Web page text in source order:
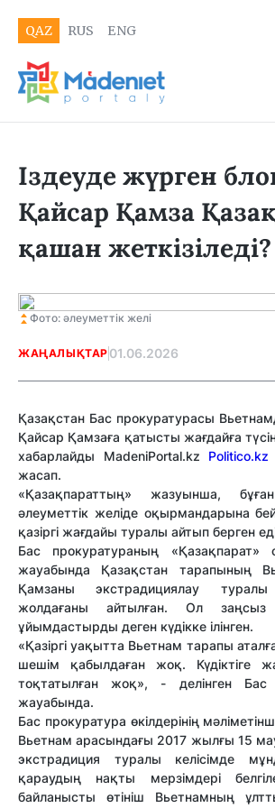
QAZ RUS ENG
Іздеуде жүрген
Қайсар Қамза
қашан жеткізіледі?
Фото: әлеуметтік желі
ЖАҢАЛЫҚТАР 01.06.2026
Қазақстан Бас прокуратурасы
Қайсар Қамзаға қатысты жағдайға
хабарлайды MadeniPortal.kz Politico.kz
жасап.
«Қазақпараттың» жазуынша,
әлеуметтік желіде оқырмандарына
қазіргі жағдайы туралы айтып берген
Бас прокуратураның «Қазақпарат»
жауабында Қазақстан тарапының
Қамзаны экстрадициялау
жолдағаны айтылған. Ол заңсыз
ұйымдастырды деген күдікке ілінген.
«Қазіргі уақытта Вьетнам тарапы
шешім қабылдаған жоқ. Күдіктіге
тоқтатылған жоқ», - делінген Бас
жауабында.
Бас прокуратура өкілдерінің
Вьетнам арасындағы 2017 жылғы 15
экстрадиция туралы келісімде
қараудың нақты мерзімдері
байланысты өтініш Вьетнамның